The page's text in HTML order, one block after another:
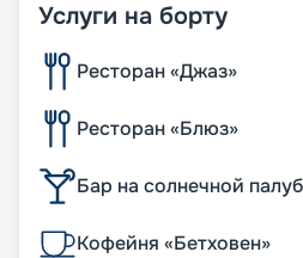
Услуги на борту
Ресторан «Джаз»
Ресторан «Блюз»
Бар на солнечной
Кофейня «Бетховен»